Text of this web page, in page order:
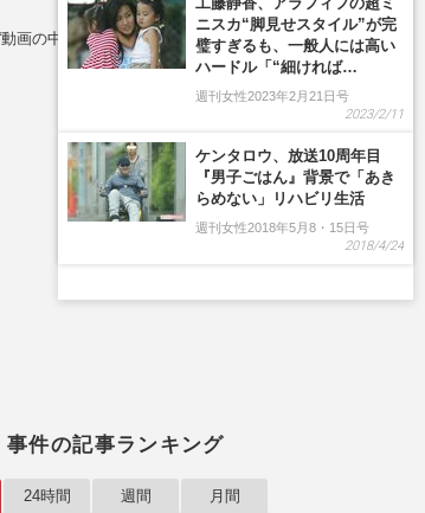
画の中身”とチャンネル名
事件の記事ランキング
24時間 週間 月間